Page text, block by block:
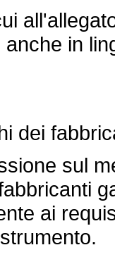
in
dei
sul
ai